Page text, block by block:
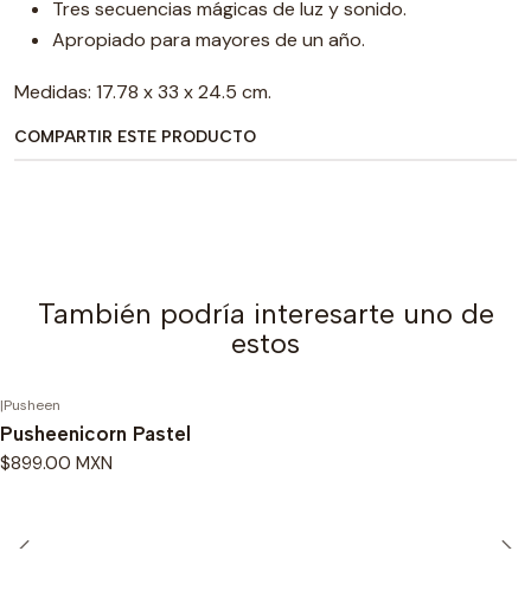
Tres secuencias mágicas de luz y sonido.
Apropiado para mayores de un año.
Medidas: 17.78 x 33 x 24.5 cm.
COMPARTIR ESTE PRODUCTO
También podría interesarte uno de
estos
|Pusheen
Pusheenicorn Pastel
$899.00 MXN